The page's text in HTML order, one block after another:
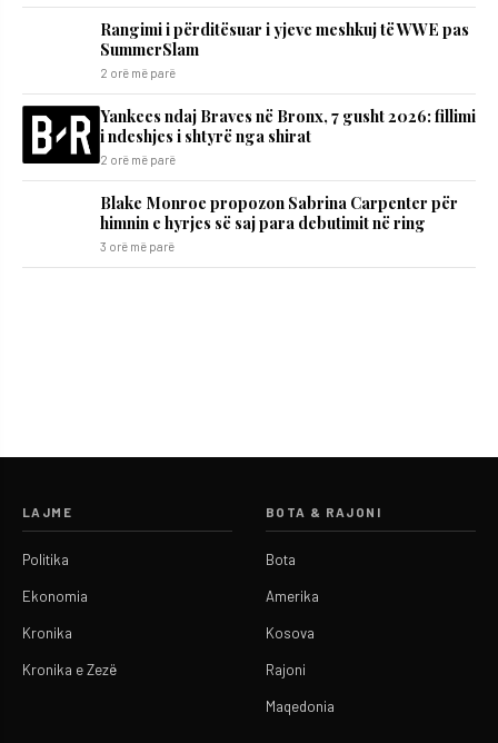
Rangimi i përditësuar i yjeve meshkuj të WWE pas
SummerSlam
2 orë më parë
Yankees ndaj Braves në Bronx, 7 gusht 2026: fillimi
i ndeshjes i shtyrë nga shirat
2 orë më parë
Blake Monroe propozon Sabrina Carpenter për
himnin e hyrjes së saj para debutimit në ring
3 orë më parë
LAJME
Politika
Ekonomia
Kronika
Kronika e Zezë
BOTA & RAJONI
Bota
Amerika
Kosova
Rajoni
Maqedonia